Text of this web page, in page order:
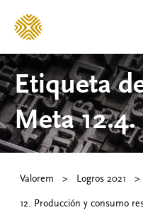
Etiqueta
Meta 12.4.
Valorem > Logros 2021 >
12. Producción y consumo